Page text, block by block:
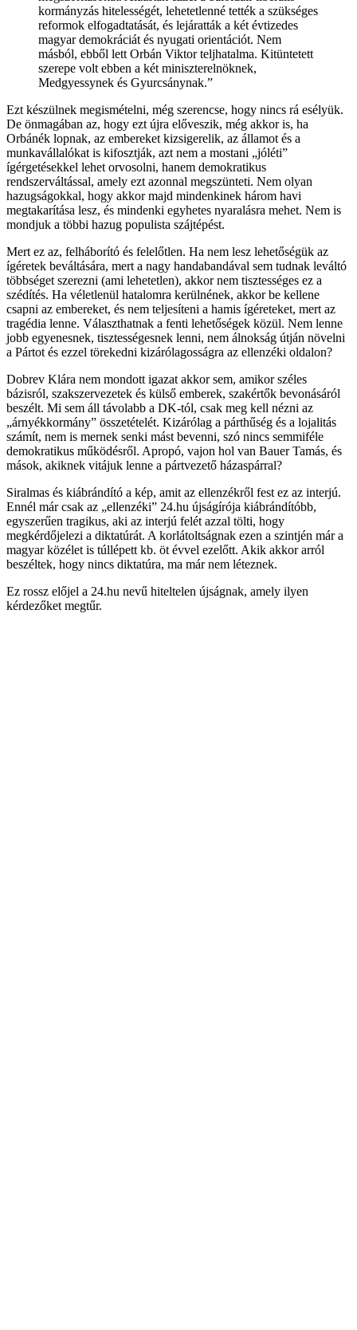
kormányzás hitelességét, lehetetlenné tették a szükséges
reformok elfogadtatását, és lejáratták a két évtizedes
magyar demokráciát és nyugati orientációt. Nem
másból, ebből lett Orbán Viktor teljhatalma. Kitüntetett
szerepe volt ebben a két miniszterelnöknek,
Medgyessynek és Gyurcsánynak.”
Ezt készülnek megismételni, még szerencse, hogy nincs rá esélyük.
De önmagában az, hogy ezt újra előveszik, még akkor is, ha
Orbánék lopnak, az embereket kizsigerelik, az államot és a
munkavállalókat is kifosztják, azt nem a mostani „jóléti”
ígérgetésekkel lehet orvosolni, hanem demokratikus
rendszerváltással, amely ezt azonnal megszünteti. Nem olyan
hazugságokkal, hogy akkor majd mindenkinek három havi
megtakarítása lesz, és mindenki egyhetes nyaralásra mehet. Nem is
mondjuk a többi hazug populista szájtépést.
Mert ez az, felháborító és felelőtlen. Ha nem lesz lehetőségük az
ígéretek beváltására, mert a nagy handabandával sem tudnak leváltó
többséget szerezni (ami lehetetlen), akkor nem tisztességes ez a
szédítés. Ha véletlenül hatalomra kerülnének, akkor be kellene
csapni az embereket, és nem teljesíteni a hamis ígéreteket, mert az
tragédia lenne. Választhatnak a fenti lehetőségek közül. Nem lenne
jobb egyenesnek, tisztességesnek lenni, nem álnokság útján növelni
a Pártot és ezzel törekedni kizárólagosságra az ellenzéki oldalon?
Dobrev Klára nem mondott igazat akkor sem, amikor széles
bázisról, szakszervezetek és külső emberek, szakértők bevonásáról
beszélt. Mi sem áll távolabb a DK-tól, csak meg kell nézni az
„árnyékkormány” összetételét. Kizárólag a párthűség és a lojalitás
számít, nem is mernek senki mást bevenni, szó nincs semmiféle
demokratikus működésről. Apropó, vajon hol van Bauer Tamás, és
mások, akiknek vitájuk lenne a pártvezető házaspárral?
Siralmas és kiábrándító a kép, amit az ellenzékről fest ez az interjú.
Ennél már csak az „ellenzéki” 24.hu újságírója kiábrándítóbb,
egyszerűen tragikus, aki az interjú felét azzal tölti, hogy
megkérdőjelezi a diktatúrát. A korlátoltságnak ezen a szintjén már a
magyar közélet is túllépett kb. öt évvel ezelőtt. Akik akkor arról
beszéltek, hogy nincs diktatúra, ma már nem léteznek.
Ez rossz előjel a 24.hu nevű hiteltelen újságnak, amely ilyen
kérdezőket megtűr.